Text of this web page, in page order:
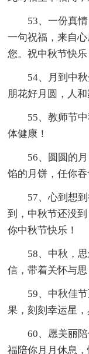
53、一份真
一句祝福，来自
您。祝中秋节快乐
54、月到中
朋花好月圆，人和
55、教师节
体健康！
56、圆圆的
馅的月饼，任你吞
57、心到想
到，中秋节还没
你中秋节快乐！
58、中秋，
信，带着关怀与思
59、中秋佳
果，刻刻幸运星
60、愿美丽
福陪你月月休息